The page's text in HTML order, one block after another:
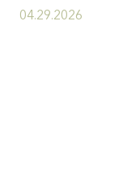
04.29.2026